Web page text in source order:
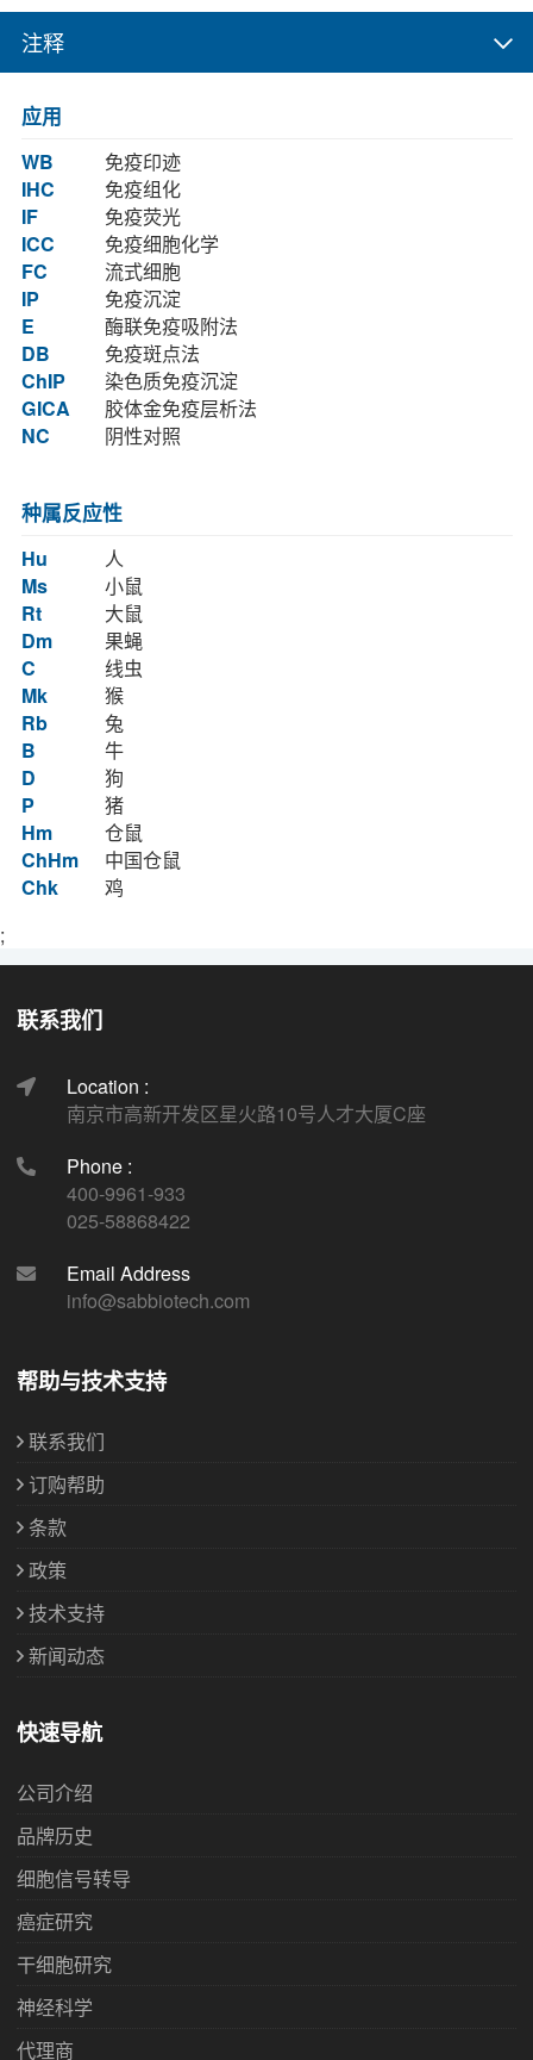
注释
应用
WB
免疫印迹
IHC
免疫组化
IF
免疫荧光
ICC
免疫细胞化学
FC
流式细胞
IP
免疫沉淀
E
酶联免疫吸附法
DB
免疫斑点法
ChIP
染色质免疫沉淀
GICA
胶体金免疫层析法
NC
阴性对照
种属反应性
Hu
人
Ms
小鼠
Rt
大鼠
Dm
果蝇
C
线虫
Mk
猴
Rb
兔
B
牛
D
狗
P
猪
Hm
仓鼠
ChHm
中国仓鼠
Chk
鸡
;
联系我们
Location :
南京市高新开发区星火路10号人才大厦C座
Phone :
400-9961-933
025-58868422
Email Address
info@sabbiotech.com
帮助与技术支持
联系我们
订购帮助
条款
政策
技术支持
新闻动态
快速导航
公司介绍
品牌历史
细胞信号转导
癌症研究
干细胞研究
神经科学
代理商